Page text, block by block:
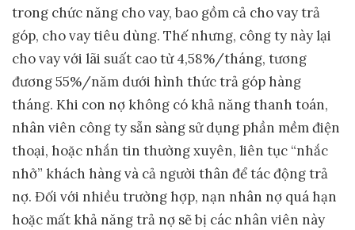
trong chức năng cho vay, bao gồm cả cho vay trả
góp, cho vay tiêu dùng. Thế nhưng, công ty này lại
cho vay với lãi suất cao từ 4,58%/tháng, tương
đương 55%/năm dưới hình thức trả góp hàng
tháng. Khi con nợ không có khả năng thanh toán,
nhân viên công ty sẵn sàng sử dụng phần mềm điện
thoại, hoặc nhắn tin thường xuyên, liên tục “nhắc
nhở” khách hàng và cả người thân để tác động trả
nợ. Đối với nhiều trường hợp, nạn nhân nợ quá hạn
hoặc mất khả năng trả nợ sẽ bị các nhân viên này